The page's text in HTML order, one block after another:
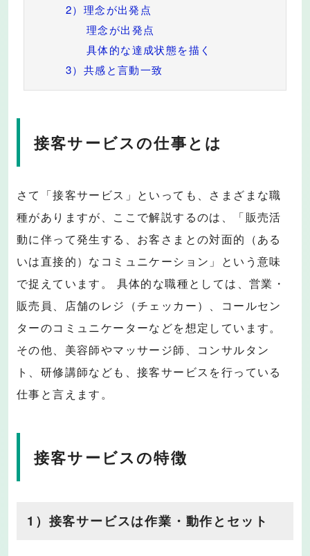
2）理念が出発点
理念が出発点
具体的な達成状態を描く
3）共感と言動一致
接客サービスの仕事とは
さて「接客サービス」といっても、さまざまな職
種がありますが、ここで解説するのは、「販売活
動に伴って発生する、お客さまとの対面的（ある
いは直接的）なコミュニケーション」という意味
で捉えています。 具体的な職種としては、営業・
販売員、店舗のレジ（チェッカー）、コールセン
ターのコミュニケーターなどを想定しています。
その他、美容師やマッサージ師、コンサルタン
ト、研修講師なども、接客サービスを行っている
仕事と言えます。
接客サービスの特徴
1）接客サービスは作業・動作とセット